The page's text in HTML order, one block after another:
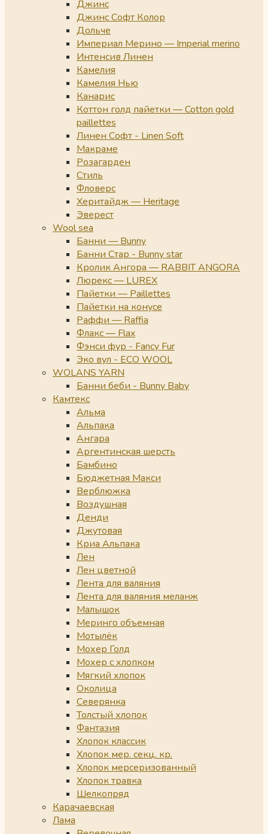
Джинс
Джинс Софт Колор
Дольче
Империал Мерино — Imperial merino
Интенсив Линен
Камелия
Камелия Нью
Канарис
Коттон голд пайетки — Cotton gold
paillettes
Линен Софт - Linen Soft
Макраме
Розагарден
Стиль
Фловерс
Херитайдж — Heritage
Эверест
Wool sea
Банни — Bunny
Банни Стар - Bunny star
Кролик Ангора — RABBIT ANGORA
Люрекс — LUREX
Пайетки — Paillettes
Пайетки на конусе
Раффи — Raffia
Флакс — Flax
Фэнси фур - Fancy Fur
Эко вул - ECO WOOL
WOLANS YARN
Банни беби - Bunny Baby
Камтекс
Альма
Альпака
Ангара
Аргентинская шерсть
Бамбино
Бюджетная Макси
Верблюжка
Воздушная
Денди
Джутовая
Криа Альпака
Лен
Лен цветной
Лента для валяния
Лента для валяния меланж
Малышок
Меринго объемная
Мотылёк
Мохер Голд
Мохер с хлопком
Мягкий хлопок
Околица
Северянка
Толстый хлопок
Фантазия
Хлопок классик
Хлопок мер. секц. кр.
Хлопок мерсеризованный
Хлопок травка
Шелкопряд
Карачаевская
Лама